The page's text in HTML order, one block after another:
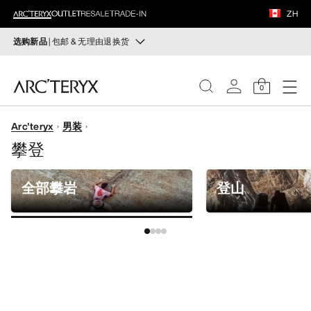
ZH
选购新品| 包邮 & 无理由退换货
运动员的需求，设计师的动力——在优化现有畅销产品的
同时，启发全新的解决方案。新款装备定期上架。
选购女士
无理由退换货
改变主意了？ 30天内购买的符合条件的商品可退换货。
开始免费退货。
0
女士
男士
鞋履
装备
VEILANCE
发现
Arc'teryx 男装
攀登
全部攀岩 登山